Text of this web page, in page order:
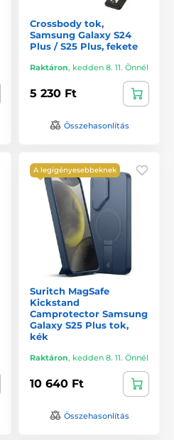
Crossbody tok,
Samsung Galaxy S24
Plus / S25 Plus, fekete
Raktáron, kedden 8. 11. Önnél
5 230 Ft
Összehasonlítás
A legigényesebbeknek
Suritch MagSafe
Kickstand
Camprotector Samsung
Galaxy S25 Plus tok,
kék
Raktáron, kedden 8. 11. Önnél
10 640 Ft
Összehasonlítás